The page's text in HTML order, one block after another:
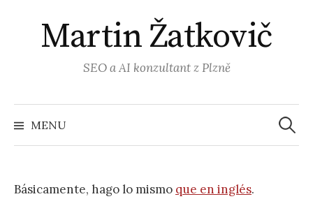
obsahuMartin Žatkovič
SEO a AI konzultant z Plzně
MENU
Básicamente, hago lo mismo que en inglés.